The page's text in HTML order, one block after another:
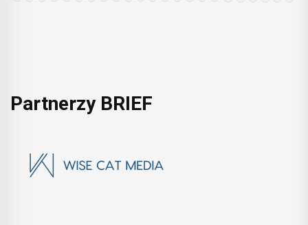
Partnerzy BRIEF